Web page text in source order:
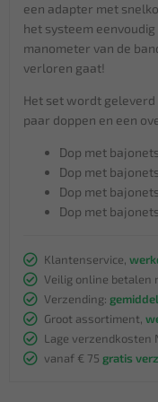
een adapter met
het systeem
manometer van de
verloren gaat!
Het set wordt
paar doppen en een
Dop met
Dop met
Dop met
Dop met
Klantenservice,
Veilig online betalen
Verzending:
Groot assortiment,
Lage verzendkosten
vanaf € 75 gratis